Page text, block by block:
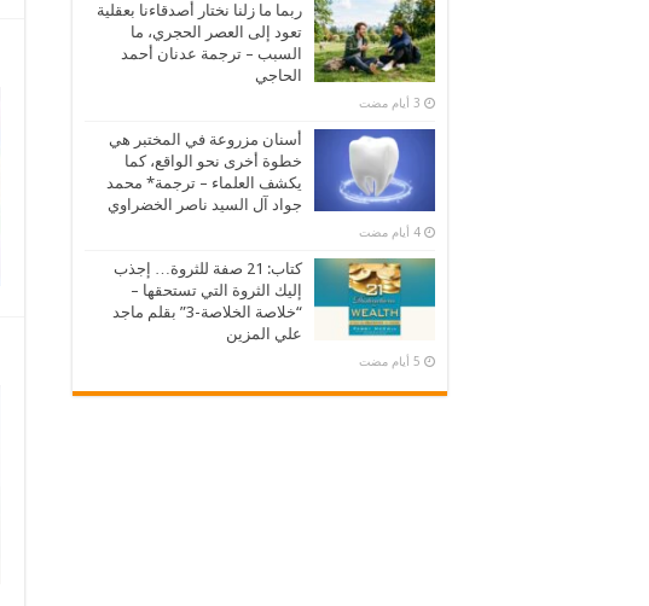
ربما ما زلنا نختار أصدقاءنا بعقلية
تعود إلى العصر الحجري، ما
السبب – ترجمة عدنان أحمد
الحاجي
أسنان مزروعة في المختبر هي
خطوة أخرى نحو الواقع، كما
يكشف العلماء – ترجمة* محمد
جواد آل السيد ناصر الخضراوي
كتاب: 21 صفة للثروة… إجذب
إليك الثروة التي تستحقها –
“خلاصة الخلاصة-3” بقلم ماجد
علي المزين